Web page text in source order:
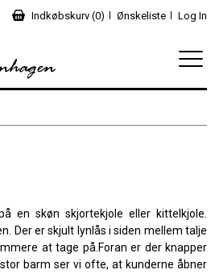
Indkøbskurv (0) Ønskeliste Log In
en skøn skjortekjole eller kittelkjole.
Der er skjult lynlås i siden mellem talje
at tage på.Foran er der knapper
barm ser vi ofte, at kunderne åbner